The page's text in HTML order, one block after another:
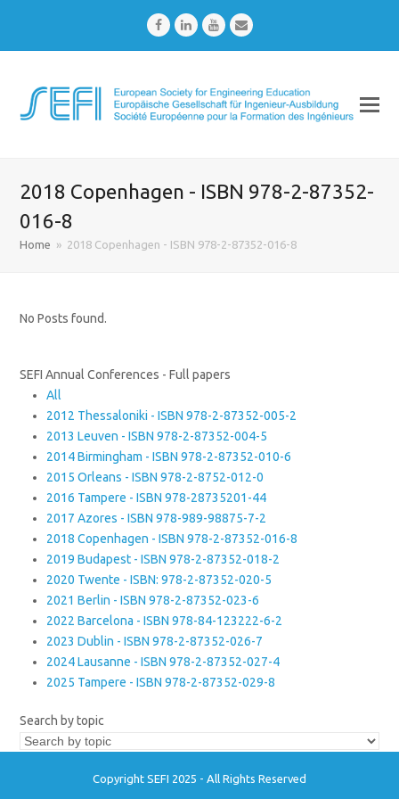
FacebookLinkedInYoutubeEmail
2018 Copenhagen - ISBN 978-2-87352-
016-8
Home » 2018 Copenhagen - ISBN 978-2-87352-016-8
No Posts found.
SEFI Annual Conferences - Full papers
All
2012 Thessaloniki - ISBN 978-2-87352-005-2
2013 Leuven - ISBN 978-2-87352-004-5
2014 Birmingham - ISBN 978-2-87352-010-6
2015 Orleans - ISBN 978-2-8752-012-0
2016 Tampere - ISBN 978-28735201-44
2017 Azores - ISBN 978-989-98875-7-2
2018 Copenhagen - ISBN 978-2-87352-016-8
2019 Budapest - ISBN 978-2-87352-018-2
2020 Twente - ISBN: 978-2-87352-020-5
2021 Berlin - ISBN 978-2-87352-023-6
2022 Barcelona - ISBN 978-84-123222-6-2
2023 Dublin - ISBN 978-2-87352-026-7
2024 Lausanne - ISBN 978-2-87352-027-4
2025 Tampere - ISBN 978-2-87352-029-8
Search by topic
Copyright SEFI 2025 - All Rights Reserved